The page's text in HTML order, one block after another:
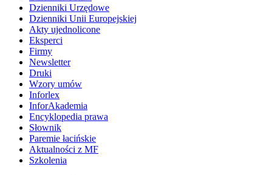
Dzienniki Urzędowe
Dzienniki Unii Europejskiej
Akty ujednolicone
Eksperci
Firmy
Newsletter
Druki
Wzory umów
Inforlex
InforAkademia
Encyklopedia prawa
Słownik
Paremie łacińskie
Aktualności z MF
Szkolenia